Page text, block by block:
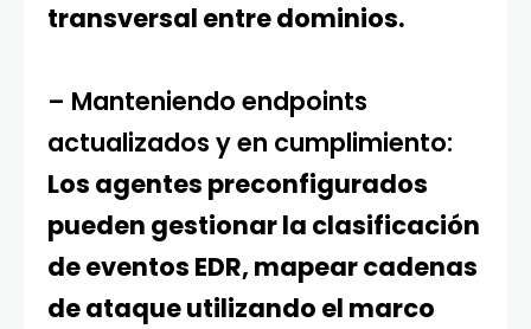
transversal entre dominios.
– Manteniendo endpoints
actualizados y en cumplimiento:
Los agentes preconfigurados
pueden gestionar la clasificación
de eventos EDR, mapear cadenas
de ataque utilizando el marco